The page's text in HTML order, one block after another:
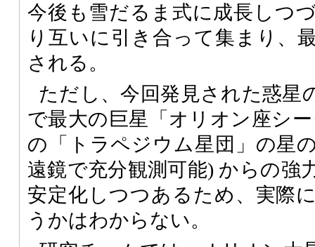
今後も雪だるま式に成長しつ
り互いに引き合って集まり、
される。
ただし、今回発見された惑星
で最大の巨星「オリオン座シ
の「トラペジウム星団」の星
遠鏡で充分観測可能) からの強
安定化しつつあるため、実際
うかはわからない。